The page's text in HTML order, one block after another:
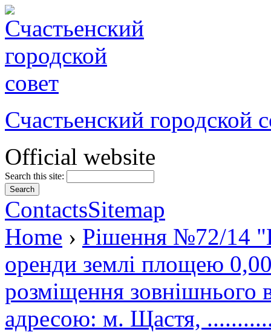
Счастьенский городской
Official website
Search this site:
ContactsSitemap
Home › Рішення №72/14
оренди землі площею
розміщення зовнішнього
адресою: м. Щастя,